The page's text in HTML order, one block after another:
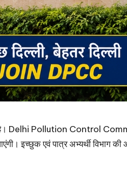
है। Delhi Pollution Control
इच्छुक एवं पात्र अभ्यर्थी विभाग की